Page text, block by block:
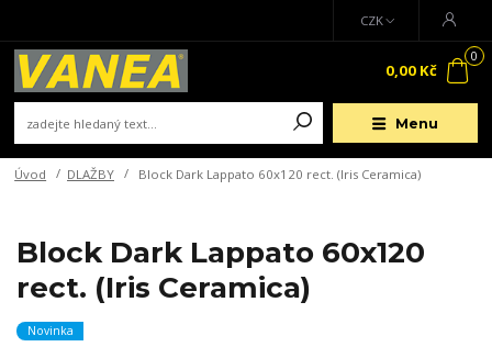
Menu
CZK
0
0,00 Kč
Úvod DLAŽBY Block Dark Lappato 60x120 rect. (Iris Ceramica)
Block Dark Lappato 60x120
rect. (Iris Ceramica)
Novinka